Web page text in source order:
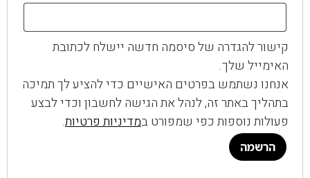
קישור להגדרה של סיסמה חדשה יישלח לכתובת
האימייל שלך.
אנחנו נשתמש בפרטים האישיים כדי להציע לך תמיכה
בתהליך באתר זה, לנהל את הגישה לחשבון וכדי לבצע
פעולות נוספות כפי שמפורט במדיניות פרטיות.
הרשמה